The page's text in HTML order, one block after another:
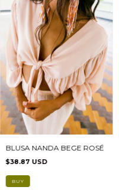
BLUSA NANDA BEGE ROSÉ
$38.87 USD